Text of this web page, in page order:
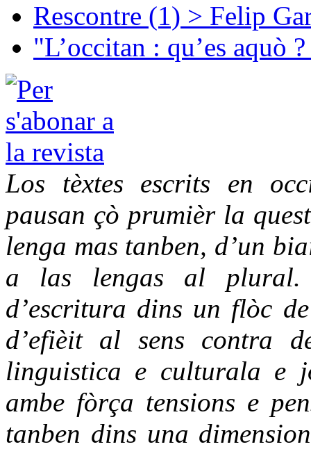
Rescontre (1) > Felip
"L’occitan : qu’es aquò
Los tèxtes escrits en
pausan çò prumièr la
lenga mas tanben, d’un
a las lengas al plural.
d’escritura dins un flòc
d’efièit al sens contra
linguistica e culturala e
ambe fòrça tensions e
tanben dins una